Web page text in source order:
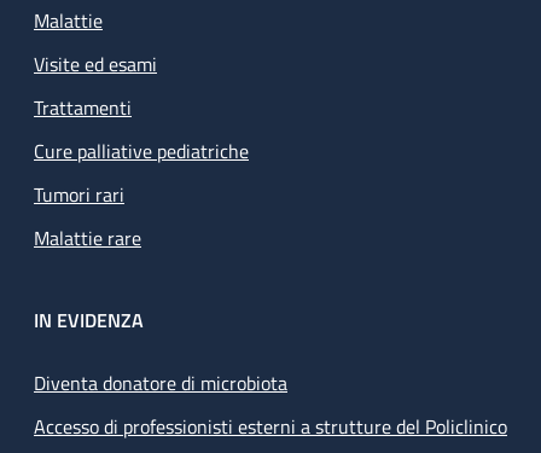
Malattie
Visite ed esami
Trattamenti
Cure palliative pediatriche
Tumori rari
Malattie rare
IN EVIDENZA
Diventa donatore di microbiota
Accesso di professionisti esterni a strutture del Policlinico